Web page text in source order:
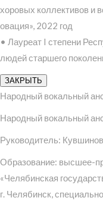
хоровых коллективов и
овация», 2022 год
• Лауреат I степени
людей старшего
ЗАКРЫТЬ
Народный вокальный
Народный вокальный
Руководитель:
Образование: высшее-
«Челябинская
г. Челябинск,